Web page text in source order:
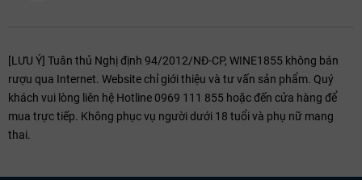
[LƯU Ý] Tuân thủ Nghị định 94/2012/NĐ-CP, WINE1855 không bán
rượu qua Internet. Website chỉ giới thiệu và tư vấn sản phẩm. Quý
khách vui lòng liên hệ Hotline 0969 111 855 hoặc đến cửa hàng để
mua trực tiếp. Không phục vụ người dưới 18 tuổi và phụ nữ mang
thai.